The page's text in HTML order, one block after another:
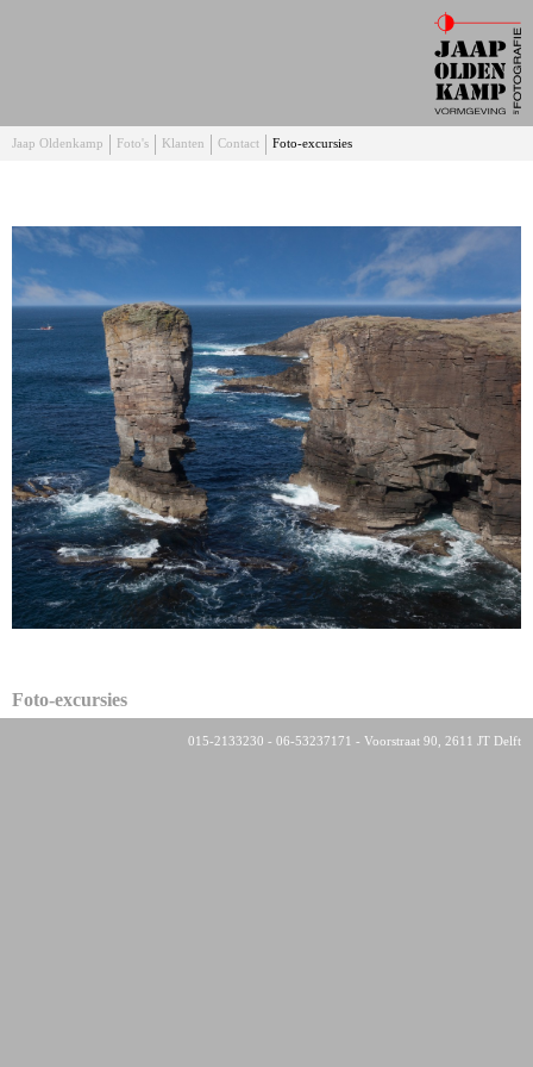
Jaap Oldenkamp Foto's Klanten Contact Foto-excursies
Foto-excursies
015-2133230 - 06-53237171 - Voorstraat 90, 2611 JT Delft